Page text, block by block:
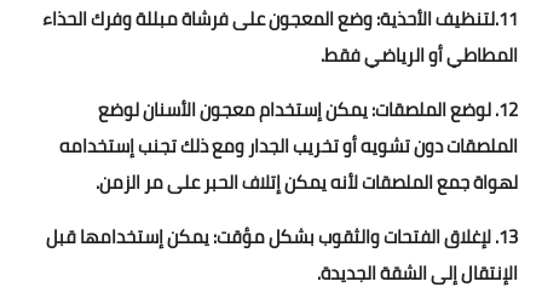
11.لتنظيف الأحذية: وضع المعجون على فرشاة مبللة وفرك الحذاء
المطاطي أو الرياضي فقط.
12. لوضع الملصقات: يمكن إستخدام معجون الأسنان لوضع
الملصقات دون تشويه أو تخريب الجدار ومع ذلك تجنب إستخدامه
لهواة جمع الملصقات لأنه يمكن إتلاف الحبر على مر الزمن.
13. لإغلاق الفتحات والثقوب بشكل مؤقت: يمكن إستخدامها قبل
الإنتقال إلى الشقة الجديدة.